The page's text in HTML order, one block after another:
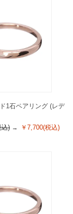
1石ペアリング (レデ
込)
￥7,700(税込)